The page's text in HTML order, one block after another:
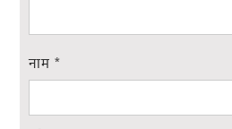
नाम *